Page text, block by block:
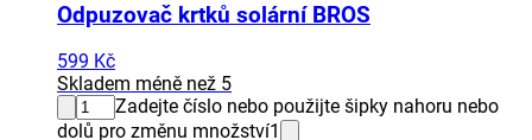
Odpuzovač krtků solární BROS
599 Kč
Skladem méně než 5
Zadejte číslo nebo použijte šipky nahoru nebo
dolů pro změnu množství1